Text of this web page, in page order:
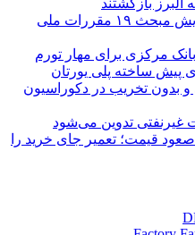
تمدید اجرای همزمان دو ویرایش مبحث ۱۹ مقررات ملی
بانک مرکزی برای مهار تورم
پیش ساخته پلی یورتان
بدون تخریب در دکوراسیون
غیرنفتی تدوین می‌شود
قیمت؛ تعمیر جای خرید را